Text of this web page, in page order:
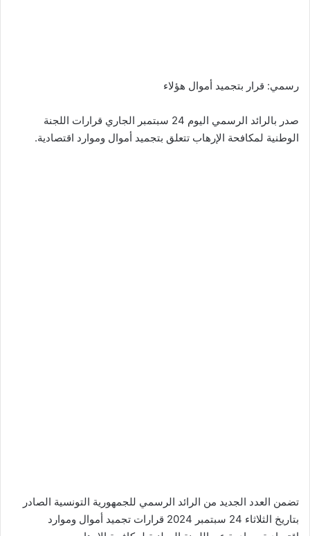
رسمي: قرار بتجميد أموال هؤلاء
صدر بالرائد الرسمي اليوم 24 سبتمبر الجاري قرارات اللجنة
الوطنية لمكافحة الإرهاب تتعلق بتجميد أموال وموارد اقتصادية.
تضمن العدد الجديد من الرائد الرسمي للجمهورية التونسية الصادر
بتاريخ الثلاثاء 24 سبتمبر 2024 قرارات تجميد أموال وموارد